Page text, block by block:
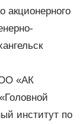
«АК
институт по